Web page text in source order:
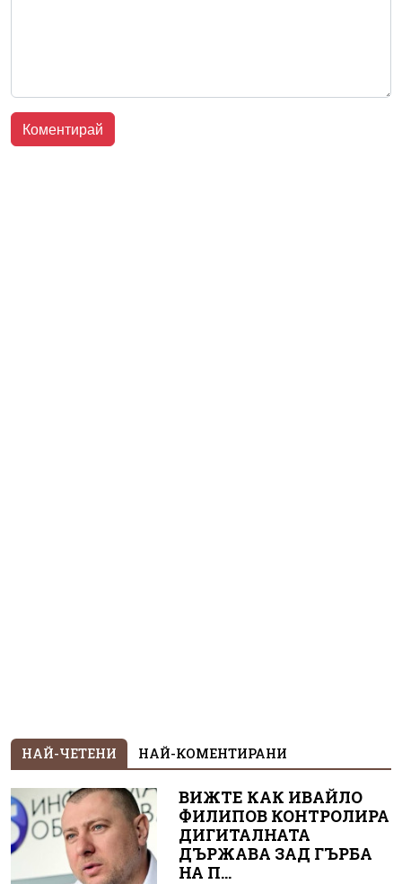
НАЙ-ЧЕТЕНИ НАЙ-КОМЕНТИРАНИ
ВИЖТЕ КАК ИВАЙЛО
ФИЛИПОВ КОНТРОЛИРА
ДИГИТАЛНАТА
ДЪРЖАВА ЗАД ГЪРБА
НА П...